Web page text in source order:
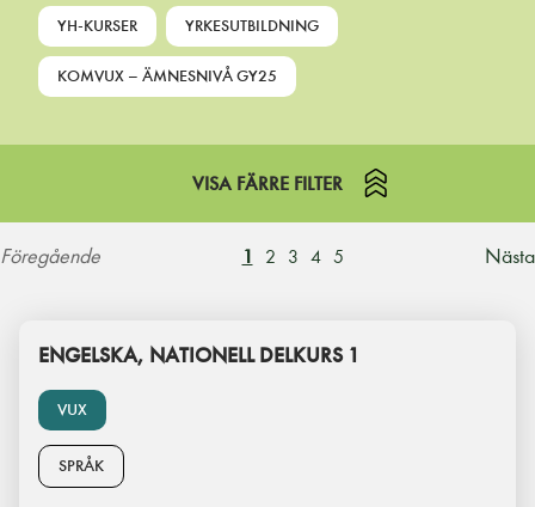
YH-KURSER YRKESUTBILDNING
KOMVUX – ÄMNESNIVÅ GY25
VISA FÄRRE FILTER
Föregående 1 2 3 4 5 Nästa
VUX
ENGELSKA, NATIONELL DELKURS 1
SPRÅK